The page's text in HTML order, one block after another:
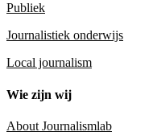
Publiek
Journalistiek onderwijs
Local journalism
Wie zijn wij
About Journalismlab